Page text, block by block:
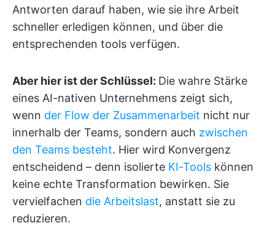
Antworten darauf haben, wie sie ihre Arbeit
schneller erledigen können, und über die
entsprechenden tools verfügen.
Aber hier ist der Schlüssel: Die wahre Stärke
eines AI-nativen Unternehmens zeigt sich,
wenn der Flow der Zusammenarbeit nicht nur
innerhalb der Teams, sondern auch zwischen
den Teams besteht. Hier wird Konvergenz
entscheidend – denn isolierte KI-Tools können
keine echte Transformation bewirken. Sie
vervielfachen die Arbeitslast, anstatt sie zu
reduzieren.